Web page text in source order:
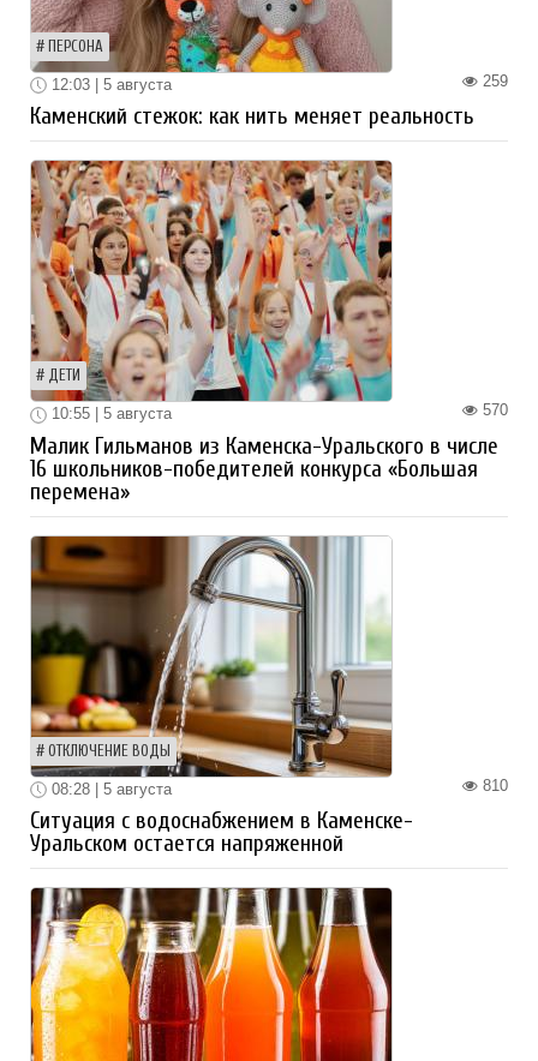
ПЕРСОНА
259
12:03 | 5 августа
Каменский стежок: как нить меняет реальность
ДЕТИ
570
10:55 | 5 августа
Малик Гильманов из Каменска-Уральского в числе
16 школьников-победителей конкурса «Большая
перемена»
ОТКЛЮЧЕНИЕ ВОДЫ
810
08:28 | 5 августа
Ситуация с водоснабжением в Каменске-
Уральском остается напряженной